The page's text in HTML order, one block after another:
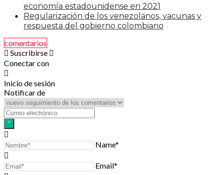
economía estadounidense en 2021
Regularización de los venezolanos, vacunas y
respuesta del gobierno colombiano
comentarios
Suscribirse
Conectar con
Inicio de sesión
Notificar de
Name*
Email*